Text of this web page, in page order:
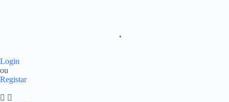
Login
ou
Registar